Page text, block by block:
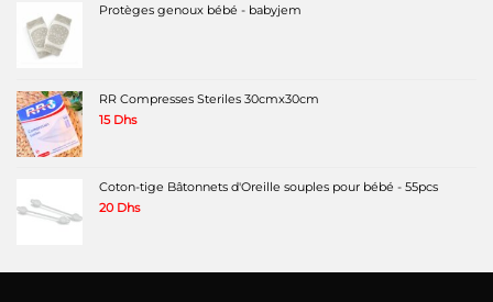
Protèges genoux bébé - babyjem
RR Compresses Steriles 30cmx30cm
15 Dhs
Coton-tige Bâtonnets d'Oreille souples pour bébé - 55pcs
20 Dhs